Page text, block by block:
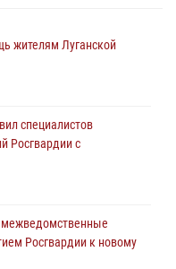
жителям Луганской
специалистов
Росгвардии с
межведомственные
Росгвардии к новому